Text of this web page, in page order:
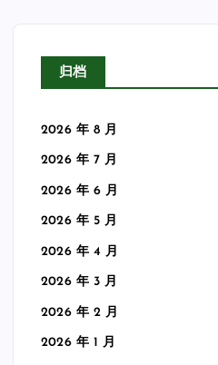
归档
2026 年 8 月
2026 年 7 月
2026 年 6 月
2026 年 5 月
2026 年 4 月
2026 年 3 月
2026 年 2 月
2026 年 1 月